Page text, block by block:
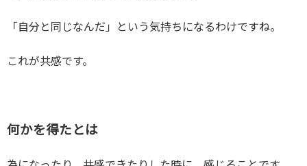
「自分と同じなんだ」という気持ちになるわけですね。
これが共感です。
何かを得たとは